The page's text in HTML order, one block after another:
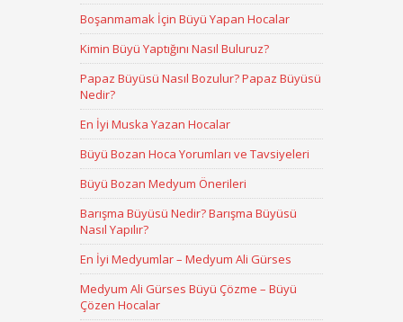
Boşanmamak İçin Büyü Yapan Hocalar
Kimin Büyü Yaptığını Nasıl Buluruz?
Papaz Büyüsü Nasıl Bozulur? Papaz Büyüsü
Nedir?
En İyi Muska Yazan Hocalar
Büyü Bozan Hoca Yorumları ve Tavsiyeleri
Büyü Bozan Medyum Önerileri
Barışma Büyüsü Nedir? Barışma Büyüsü
Nasıl Yapılır?
En İyi Medyumlar – Medyum Ali Gürses
Medyum Ali Gürses Büyü Çözme – Büyü
Çözen Hocalar